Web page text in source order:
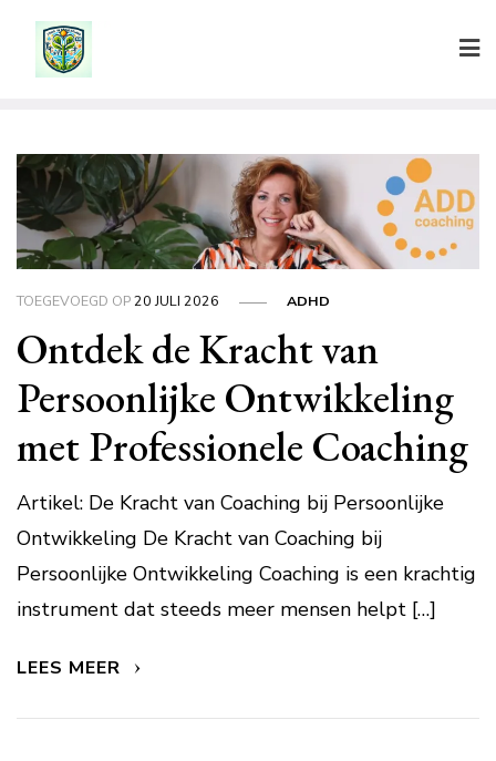
TOEGEVOEGD OP20 JULI 2026 ADHD
Ontdek de Kracht van
Persoonlijke Ontwikkeling
met Professionele Coaching
Artikel: De Kracht van Coaching bij Persoonlijke
Ontwikkeling De Kracht van Coaching bij
Persoonlijke Ontwikkeling Coaching is een krachtig
instrument dat steeds meer mensen helpt […]
LEES MEER